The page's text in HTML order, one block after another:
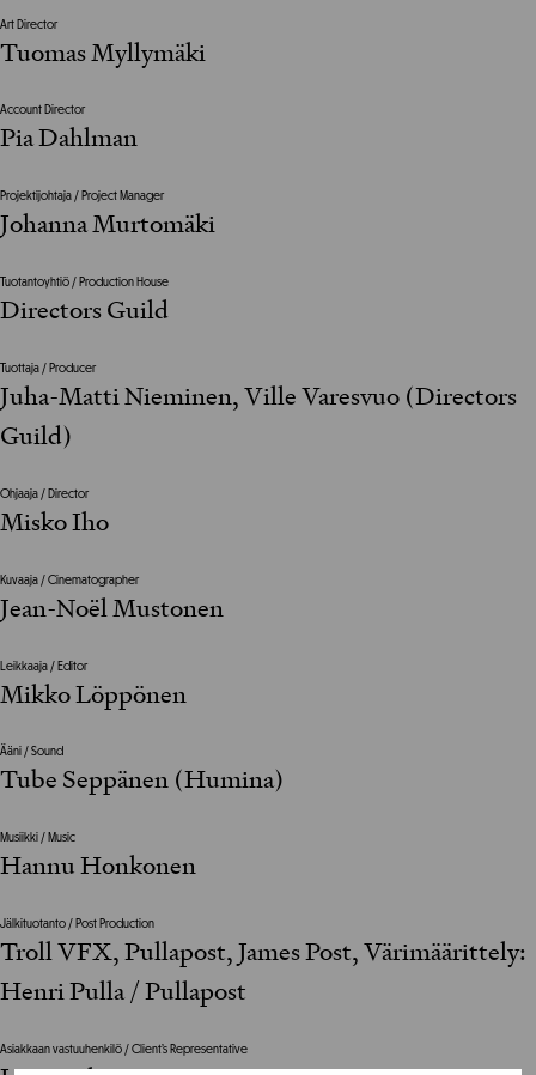
Art Director
Tuomas Myllymäki
Account Director
Pia Dahlman
Projektijohtaja / Project Manager
Johanna Murtomäki
Tuotantoyhtiö / Production House
Directors Guild
Tuottaja / Producer
Juha-Matti Nieminen, Ville Varesvuo (Directors
Guild)
Ohjaaja / Director
Misko Iho
Kuvaaja / Cinematographer
Jean-Noël Mustonen
Leikkaaja / Editor
Mikko Löppönen
Ääni / Sound
Tube Seppänen (Humina)
Musiikki / Music
Hannu Honkonen
Jälkituotanto / Post Production
Troll VFX, Pullapost, James Post, Värimäärittely:
Henri Pulla / Pullapost
Asiakkaan vastuuhenkilö / Client’s Representative